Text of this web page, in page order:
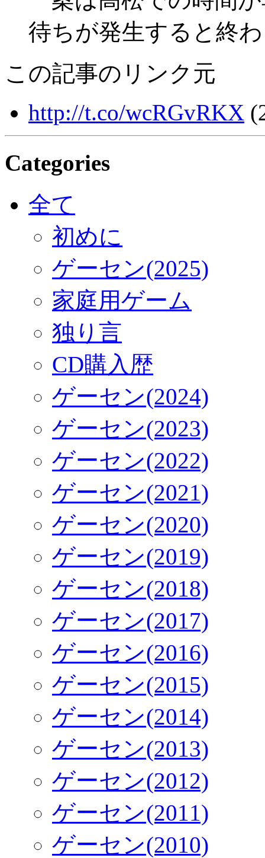
待ちが発生すると終
この記事のリンク元
http://t.co/wcRGvRKX
Categories
全て
初めに
ゲーセン(2025)
家庭用ゲーム
独り言
CD購入歴
ゲーセン(2024)
ゲーセン(2023)
ゲーセン(2022)
ゲーセン(2021)
ゲーセン(2020)
ゲーセン(2019)
ゲーセン(2018)
ゲーセン(2017)
ゲーセン(2016)
ゲーセン(2015)
ゲーセン(2014)
ゲーセン(2013)
ゲーセン(2012)
ゲーセン(2011)
ゲーセン(2010)